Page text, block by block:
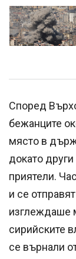
Според
бежанците
място в
докато
приятели.
и се
изглеждаше
сирийските
се върнали